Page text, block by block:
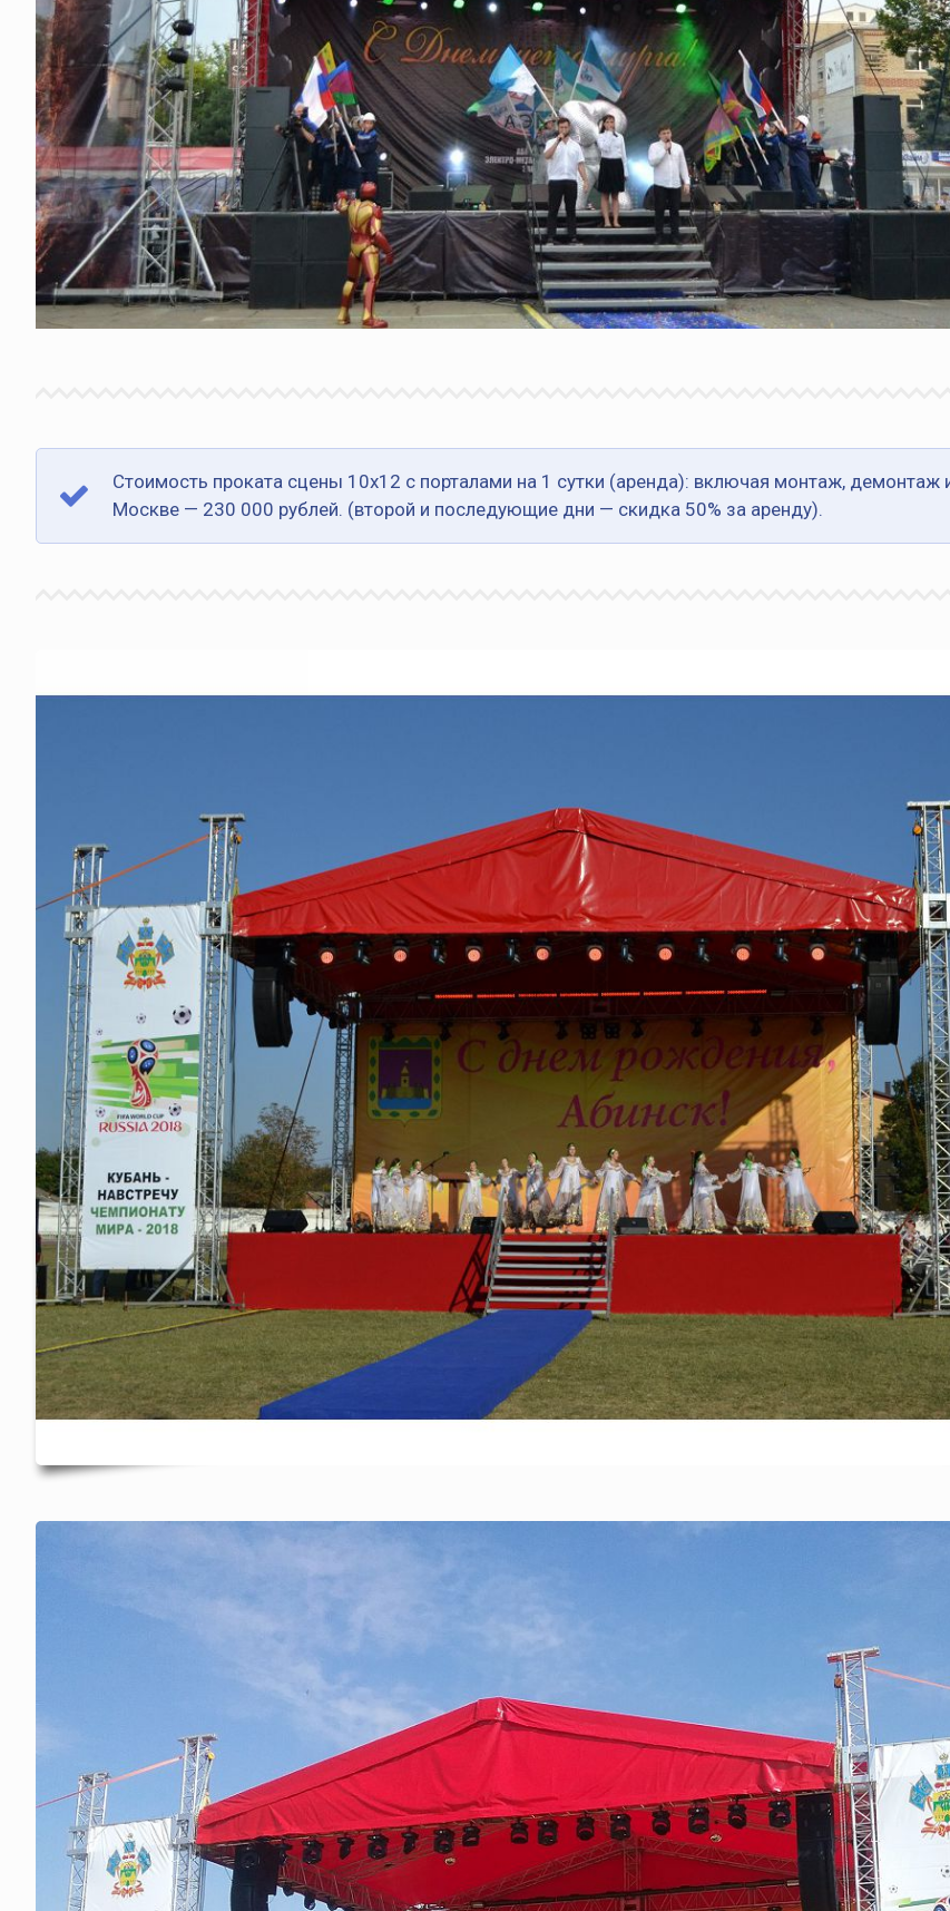
Стоимость проката сцены 10х12 с порталами на 1 сутки (аренда): включая монтаж, демонтаж
Москве — 230 000 рублей. (второй и последующие дни — скидка 50% за аренду).